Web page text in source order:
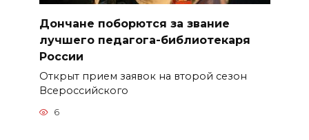
Дончане поборются за звание
лучшего педагога-библиотекаря
России
Открыт прием заявок на второй сезон
Всероссийского
6